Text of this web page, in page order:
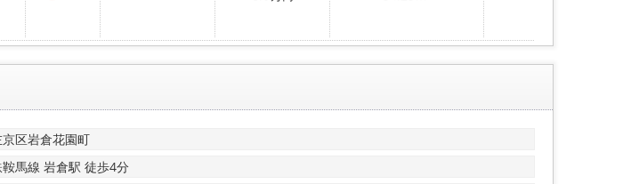
気
に
入
り
録
区岩倉花園町
馬線 岩倉駅 徒歩4分